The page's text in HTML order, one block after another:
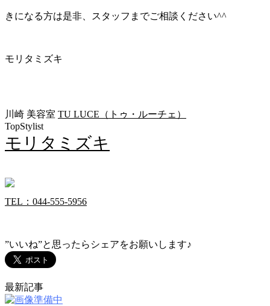
きになる方は是非、スタッフまでご相談ください^^
モリタミズキ
川崎 美容室 TU LUCE（トゥ・ルーチェ）
TopStylist
モリタミズキ
TEL：044-555-5956
”いいね”と思ったらシェアをお願いします♪
最新記事